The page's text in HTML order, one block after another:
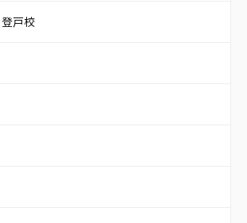
登戸校